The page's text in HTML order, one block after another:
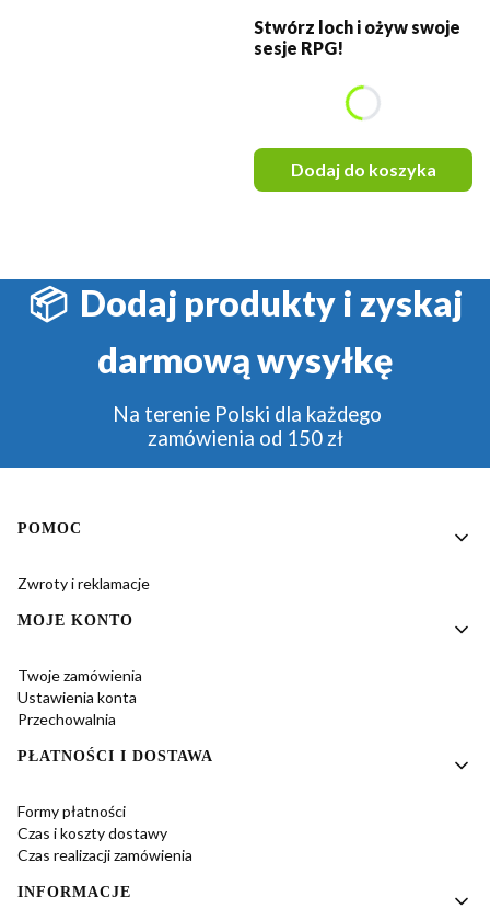
Stwórz loch i ożyw swoje
sesje RPG!
Rodzaj malowania
Dodaj do koszyka
📦 Dodaj produkty i zyskaj
darmową wysyłkę
Na terenie Polski dla każdego
zamówienia od 150 zł
Linki w stopce
POMOC
Zwroty i reklamacje
MOJE KONTO
Twoje zamówienia
Ustawienia konta
Przechowalnia
PŁATNOŚCI I DOSTAWA
Formy płatności
Czas i koszty dostawy
Czas realizacji zamówienia
INFORMACJE